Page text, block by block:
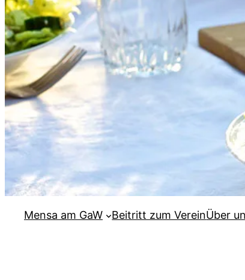
Mensa am GaW Beitritt zum VereinÜber